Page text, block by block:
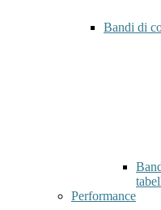
Bandi di
Performance